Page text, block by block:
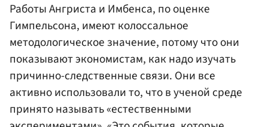
Работы Ангриста и Имбенса, по оценке
Гимпельсона, имеют колоссальное
методологическое значение, потому что они
показывают экономистам, как надо изучать
причинно-следственные связи. Они все
активно использовали то, что в ученой среде
принято называть «естественными